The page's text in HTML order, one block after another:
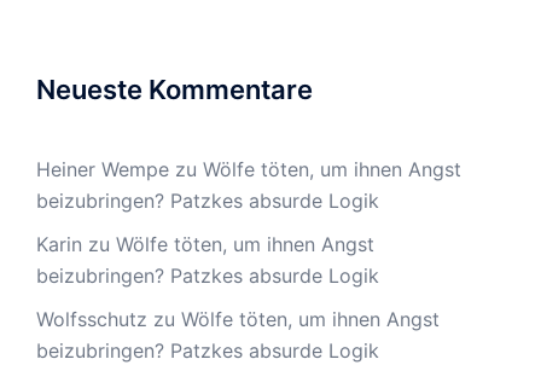
Neueste Kommentare
Heiner Wempe zu Wölfe töten, um ihnen Angst
beizubringen? Patzkes absurde Logik
Karin zu Wölfe töten, um ihnen Angst
beizubringen? Patzkes absurde Logik
Wolfsschutz zu Wölfe töten, um ihnen Angst
beizubringen? Patzkes absurde Logik